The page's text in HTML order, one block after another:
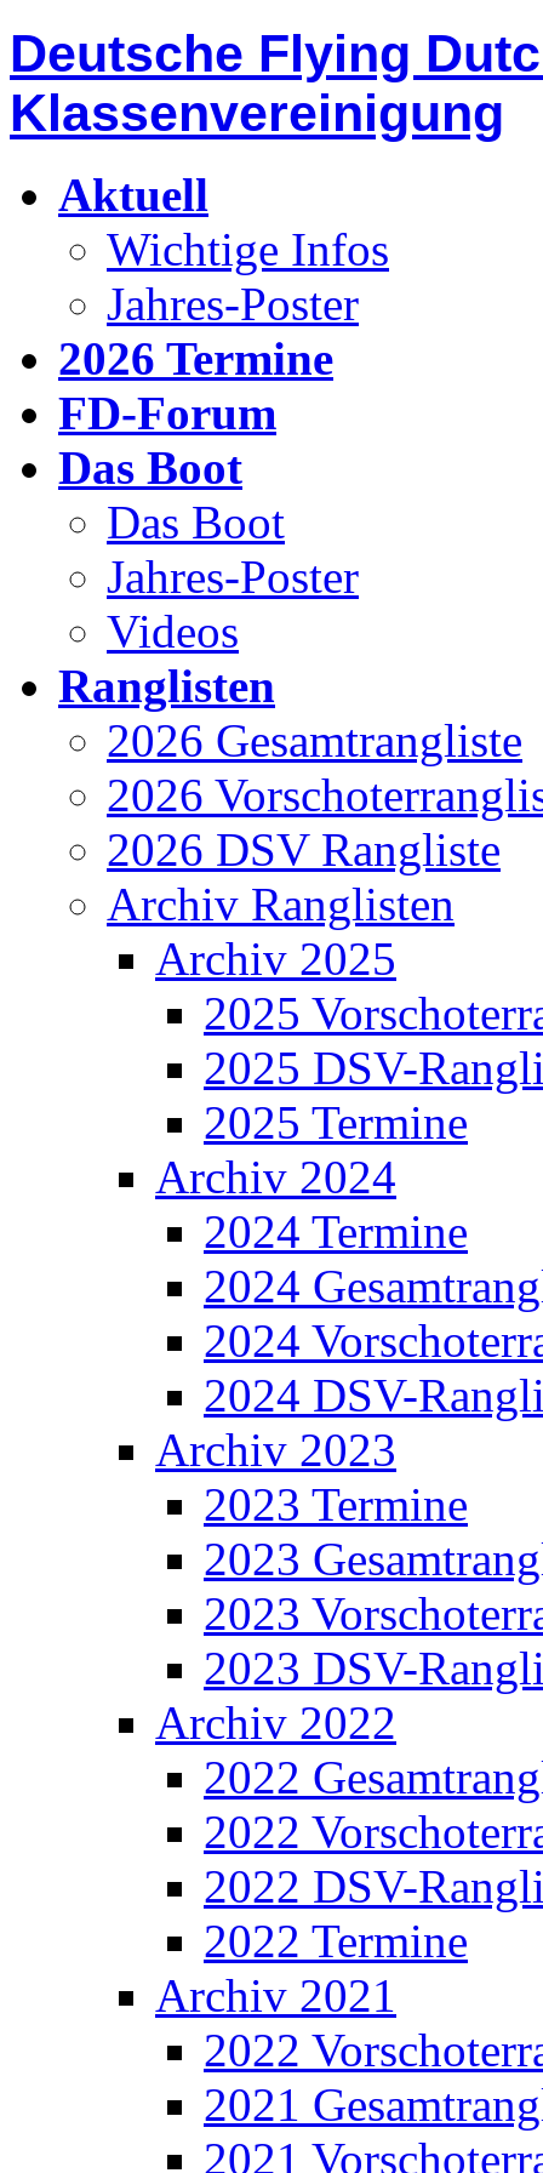
Deutsche Flying
Klassenvereinigung
Aktuell
Wichtige Infos
Jahres-Poster
2026 Termine
FD-Forum
Das Boot
Das Boot
Jahres-Poster
Videos
Ranglisten
2026 Gesamtrangliste
2026
2026 DSV Rangliste
Archiv Ranglisten
Archiv 2025
2025
2025 DSV-
2025 Termine
Archiv 2024
2024 Termine
2024
2024
2024 DSV-
Archiv 2023
2023 Termine
2023
2023
2023 DSV-
Archiv 2022
2022
2022
2022 DSV-
2022 Termine
Archiv 2021
2022
2021
2021